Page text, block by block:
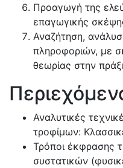
Προαγωγή της
επαγωγικής
Αναζήτηση,
πληροφοριών, με
θεωρίας στην
Αναλυτικές
τροφίμων:
Τρόποι έκφρασης
συστατικών